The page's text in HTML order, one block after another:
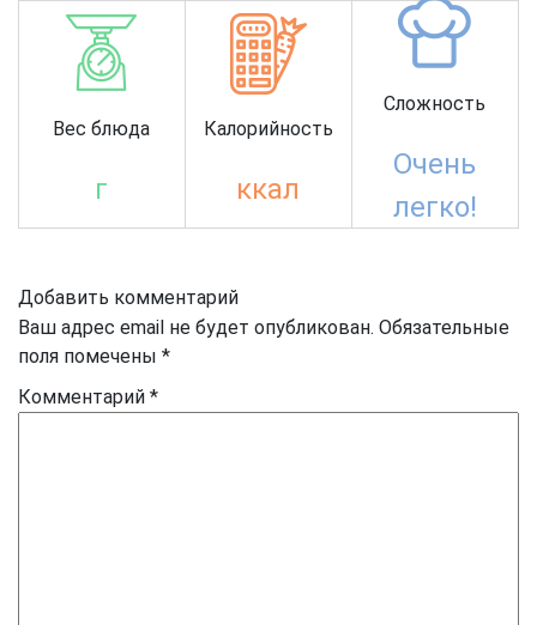
Вес блюда
г
Калорийность
ккал
Сложность
Очень
легко!
Добавить комментарий
Ваш адрес email не будет опубликован. Обязательные
поля помечены *
Комментарий *